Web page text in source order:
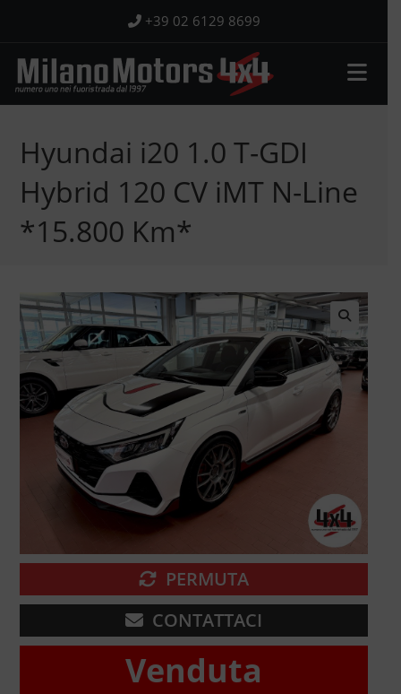
contenuto
+39 02 6129 8699
Hyundai i20 1.0 T-GDI
Hybrid 120 CV iMT N-Line
*15.800 Km*
🔍
PERMUTA
CONTATTACI
Venduta